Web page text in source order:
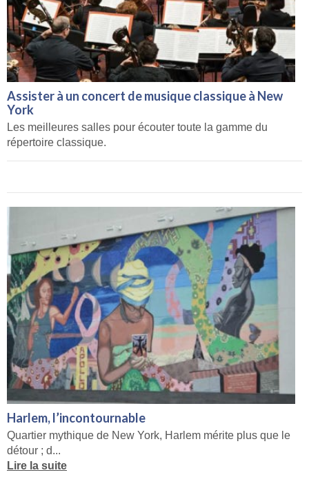
Assister à un concert de musique classique à New
York
Les meilleures salles pour écouter toute la gamme du
répertoire classique.
Harlem, l’incontournable
Quartier mythique de New York, Harlem mérite plus que le
détour ; d...
Lire la suite